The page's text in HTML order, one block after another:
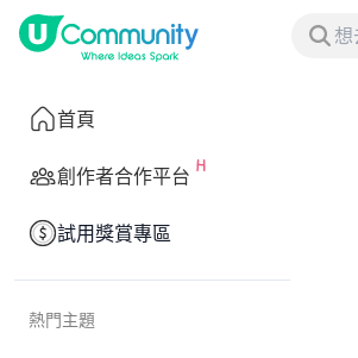
首頁
創作者合作平台
試用獎賞專區
熱門主題